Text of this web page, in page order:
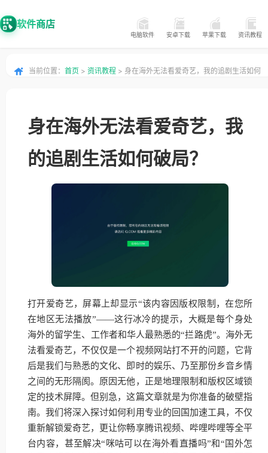
软件商店
电脑软件 安卓下载 苹果下载 资讯教程
当前位置： 首页 > 资讯教程 > 身在海外无法看爱奇艺，我的追剧生活如何
身在海外无法看爱奇艺，我
的追剧生活如何破局？
打开爱奇艺，屏幕上却显示“该内容因版权限制，在您所
在地区无法播放”——这行冰冷的提示，大概是每个身处
海外的留学生、工作者和华人最熟悉的“拦路虎”。海外无
法看爱奇艺，不仅仅是一个视频网站打不开的问题，它背
后是我们与熟悉的文化、即时的娱乐、乃至那份乡音乡情
之间的无形隔阂。原因无他，正是地理限制和版权区域锁
定的技术屏障。但别急，这篇文章就是为你准备的破壁指
南。我们将深入探讨如何利用专业的回国加速工具，不仅
重新解锁爱奇艺，更让你畅享腾讯视频、哔哩哔哩等全平
台内容，甚至解决“咪咕可以在海外看直播吗”和“国外怎